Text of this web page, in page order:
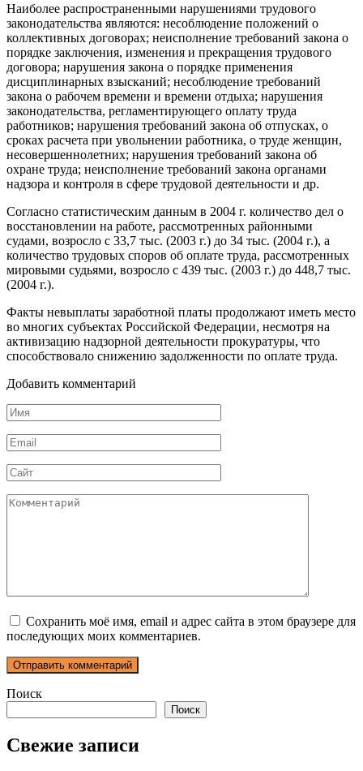
Наиболее распространенными нарушениями трудового
законодательства являются: несоблюдение положений о
коллективных договорах; неисполнение требований закона о
порядке заключения, изменения и прекращения трудового
договора; нарушения закона о порядке применения
дисциплинарных взысканий; несоблюдение требований
закона о рабочем времени и времени отдыха; нарушения
законодательства, регламентирующего оплату труда
работников; нарушения требований закона об отпусках, о
сроках расчета при увольнении работника, о труде женщин,
несовершеннолетних; нарушения требований закона об
охране труда; неисполнение требований закона органами
надзора и контроля в сфере трудовой деятельности и др.
Согласно статистическим данным в 2004 г. количество дел о
восстановлении на работе, рассмотренных районными
судами, возросло с 33,7 тыс. (2003 г.) до 34 тыс. (2004 г.), а
количество трудовых споров об оплате труда, рассмотренных
мировыми судьями, возросло с 439 тыс. (2003 г.) до 448,7 тыс.
(2004 г.).
Факты невыплаты заработной платы продолжают иметь место
во многих субъектах Российской Федерации, несмотря на
активизацию надзорной деятельности прокуратуры, что
способствовало снижению задолженности по оплате труда.
Добавить комментарий
Имя
*
Email
*
Сайт
Комментарий
Сохранить моё имя, email и адрес сайта в этом браузере для
последующих моих комментариев.
Поиск
Поиск
Свежие записи